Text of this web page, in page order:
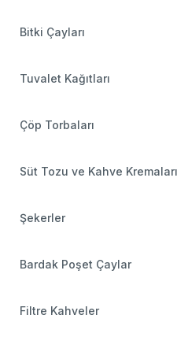
Bitki Çayları
Tuvalet Kağıtları
Çöp Torbaları
Süt Tozu ve Kahve Kremaları
Şekerler
Bardak Poşet Çaylar
Filtre Kahveler